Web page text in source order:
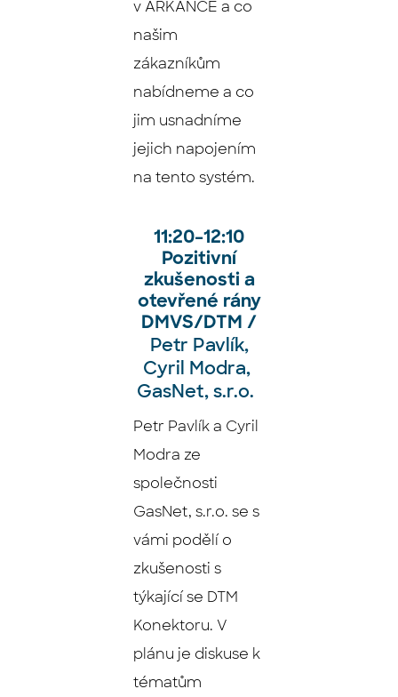
v ARKANCE a co
našim
zákazníkům
nabídneme a co
jim usnadníme
jejich napojením
na tento systém.
11:20–⁠⁠⁠⁠⁠12:10
Pozitivní
zkušenosti a
otevřené rány
DMVS/DTM /
Petr Pavlík,
Cyril Modra,
GasNet, s.r.o.
Petr Pavlík a Cyril
Modra ze
společnosti
GasNet, s.r.o. se s
vámi podělí o
zkušenosti s
týkající se DTM
Konektoru. V
plánu je diskuse k
tématům